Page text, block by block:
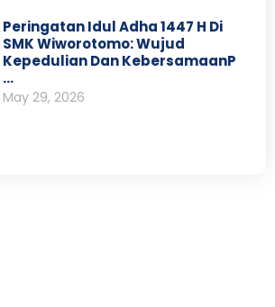
Peringatan Idul Adha 1447 H Di
SMK Wiworotomo: Wujud
Kepedulian Dan KebersamaanP
…
May 29, 2026